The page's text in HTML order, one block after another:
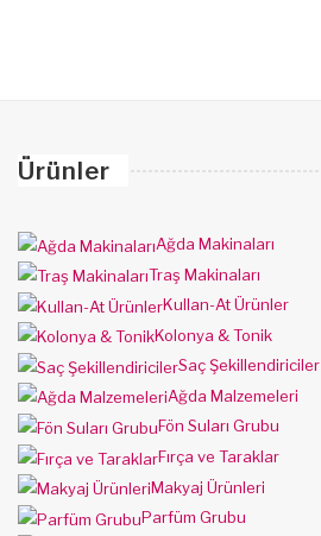
Ürünler
Ağda Makinaları
Traş Makinaları
Kullan-At Ürünler
Kolonya & Tonik
Saç Şekillendiriciler
Ağda Malzemeleri
Fön Suları Grubu
Fırça ve Taraklar
Makyaj Ürünleri
Parfüm Grubu